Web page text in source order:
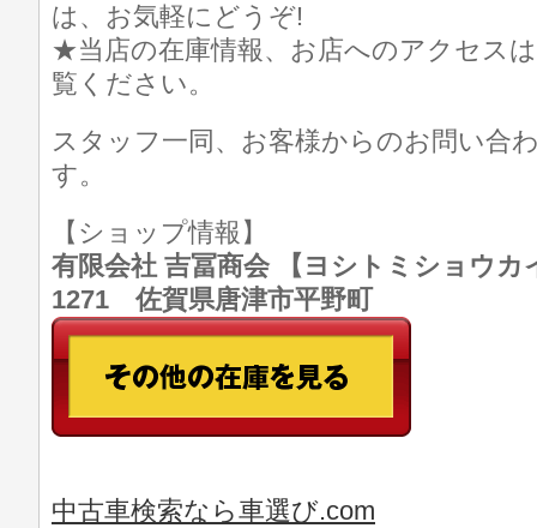
は、お気軽にどうぞ!
★当店の在庫情報、お店へのアクセス
覧ください。
スタッフ一同、お客様からのお問い合
す。
【ショップ情報】
有限会社 吉冨商会 【ヨシトミショウ
1271 佐賀県唐津市平野町
中古車検索なら車選び.com